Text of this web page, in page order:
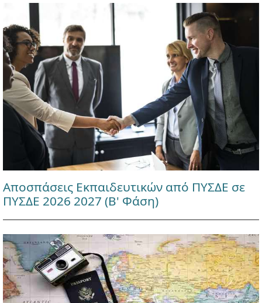
Αποσπάσεις Εκπαιδευτικών από ΠΥΣΔΕ σε
ΠΥΣΔΕ 2026 2027 (Β' Φάση)